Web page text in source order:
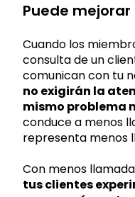
Puede
Cuando los
consulta de un
comunican con tu
no exigirán la
mismo problema
conduce a menos
representa menos
Con menos
tus clientes